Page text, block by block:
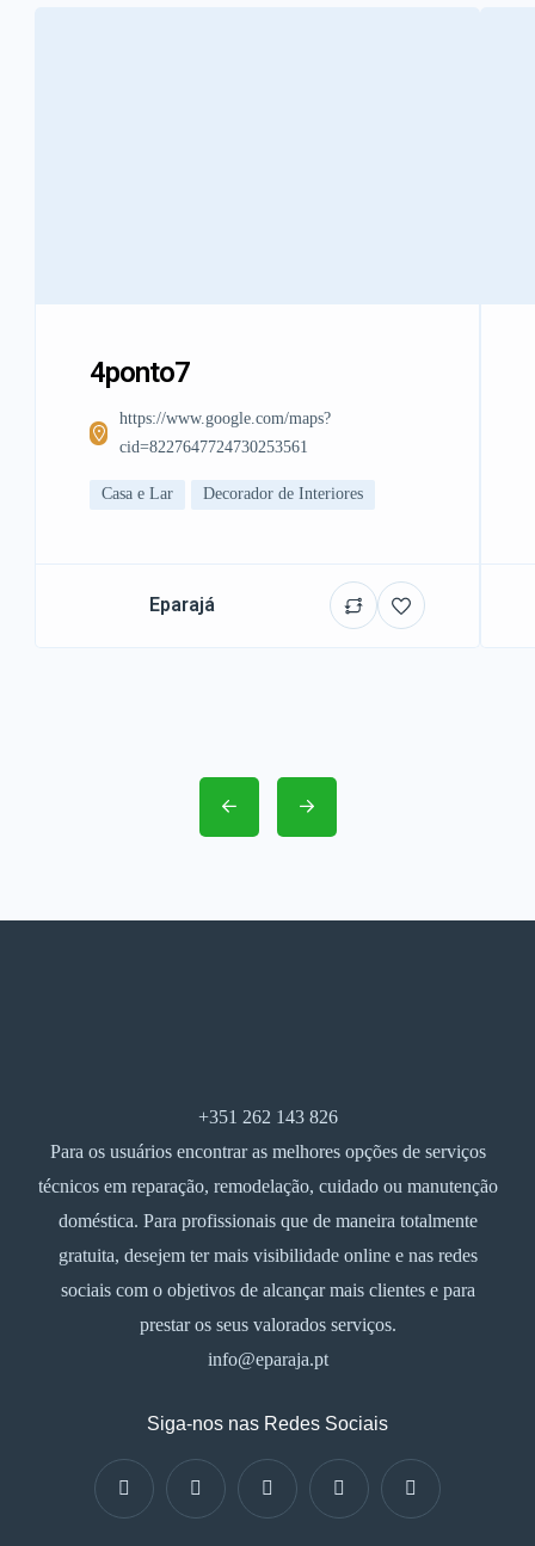
4ponto7
https://www.google.com/maps?
cid=8227647724730253561
Casa e Lar Decorador de Interiores
Eparajá
+351 262 143 826
Para os usuários encontrar as melhores opções de serviços
técnicos em reparação, remodelação, cuidado ou manutenção
doméstica. Para profissionais que de maneira totalmente
gratuita, desejem ter mais visibilidade online e nas redes
sociais com o objetivos de alcançar mais clientes e para
prestar os seus valorados serviços.
info@eparaja.pt
Siga-nos nas Redes Sociais